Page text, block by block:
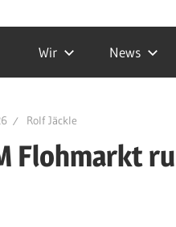
Wir News
Rolf Jäckle
Flohmarkt